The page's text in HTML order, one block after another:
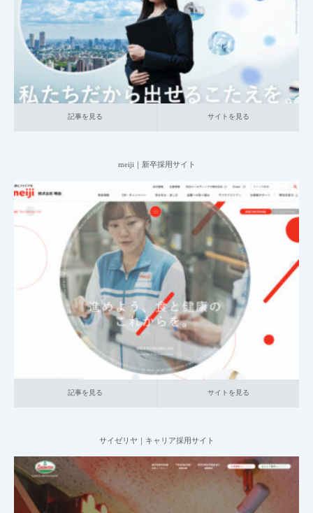
記事を見る サイトを見る
記事を見る サイトを見る
meiji｜新卒採用サイト
2025.06.20
001_新卒採用サイト 014_食品 大企業の採用サイト
記事を見る サイトを見る
記事を見る サイトを見る
サイゼリヤ｜キャリア採用サイト